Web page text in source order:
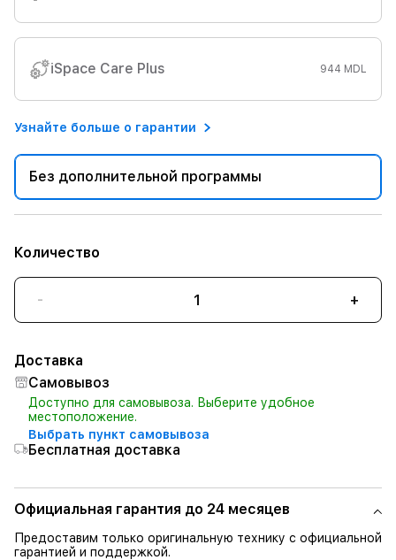
iSpace Care Plus 944 MDL
Узнайте больше о гарантии
Без дополнительной программы
Количество
- +
Доставка
Самовывоз
Доступно для самовывоза. Выберите удобное
местоположение.
Выбрать пункт самовывоза
Бесплатная доставка
Официальная гарантия до 24 месяцев
Предоставим только оригинальную технику с официальной
гарантией и поддержкой.